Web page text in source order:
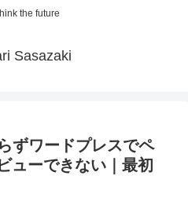
the future
Sasazaki
ずワードプレスでペ
ューできない｜最初